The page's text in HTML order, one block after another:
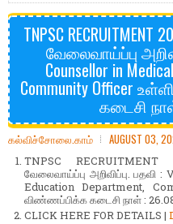
TNPSC
வேலைவாய்ப்பு
Counsellor in
Community Officer
கடைசி
கல்விச்சோலை.காம் AUGUST 03,
TNPSC
வேலைவாய்ப்பு அறிவிப்பு.
Education Department,
விண்ணப்பிக்க கடைசி நாள் :
CLICK HERE FOR DETAILS |